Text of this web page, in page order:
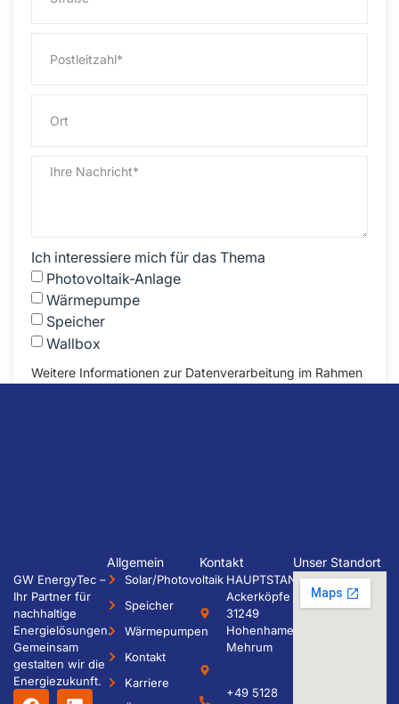
Ich interessiere mich für das Thema
Photovoltaik-Anlage
Wärmepumpe
Speicher
Wallbox
Weitere Informationen zur Datenverarbeitung im Rahmen
GW EnergyTec –
Ihr Partner für
nachhaltige
Energielösungen.
Gemeinsam
gestalten wir die
Energiezukunft.
Allgemein
Solar/Photovoltaik
Speicher
Wärmepumpen
Kontakt
Karriere
Kontakt
HAUPTSTANDORT
Ackerköpfe 28
31249
Hohenhameln /
Mehrum
+49 5128
Unser Standort